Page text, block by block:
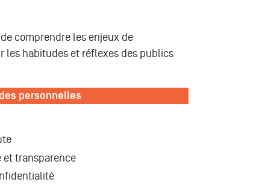
comprendre les enjeux de
les habitudes et réflexes des publics
personnelles
et transparence